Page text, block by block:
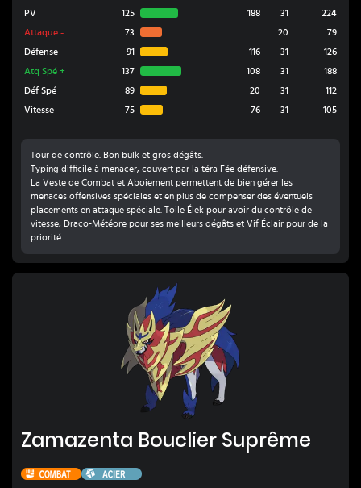
PV 125 188 31
224
Attaque - 73 20
79
Défense
91 116 31
126
Atq Spé + 137 108 31
188
Déf Spé
89 20 31
112
Vitesse
75 76 31 105
Tour de contrôle. Bon bulk et gros dégâts.
Typing difficile à menacer, couvert par la téra Fée défensive.
La Veste de Combat et Aboiement permettent de bien gérer les
menaces offensives spéciales et en plus de compenser des éventuels
placements en attaque spéciale. Toile Élek pour avoir du contrôle de
vitesse, Draco-Météore pour ses meilleurs dégâts et Vif Éclair pour de la
priorité.
Zamazenta Bouclier Suprême
Combat Acier